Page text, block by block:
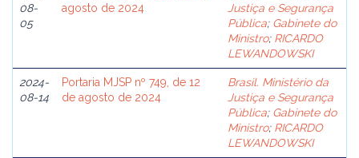
08-
05
agosto de 2024
Justiça e Segurança
Pública; Gabinete do
Ministro; RICARDO
LEWANDOWSKI
2024-
08-14
Portaria MJSP nº 749, de 12
de agosto de 2024
Brasil. Ministério da
Justiça e Segurança
Pública; Gabinete do
Ministro; RICARDO
LEWANDOWSKI